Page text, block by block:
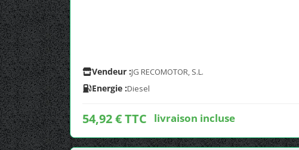
Vendeur :JG RECOMOTOR, S.L.
Energie :Diesel
54,92 € TTC livraison incluse